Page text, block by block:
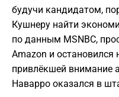
будучи кандидатом,
Кушнеру найти
по данным MSNBC,
Amazon и остановился
привлёкшей внимание
Наварро оказался в